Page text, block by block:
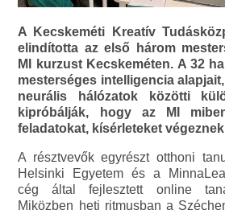
A Kecskeméti Kreatív
elindította az első három
MI kurzust Kecskeméten. A 32
mesterséges intelligencia
neurális hálózatok közötti
kipróbálják, hogy az MI
feladatokat, kísérleteket
A résztvevők egyrészt otthoni
Helsinki Egyetem és a
cég által fejlesztett online
Miközben heti ritmusban a